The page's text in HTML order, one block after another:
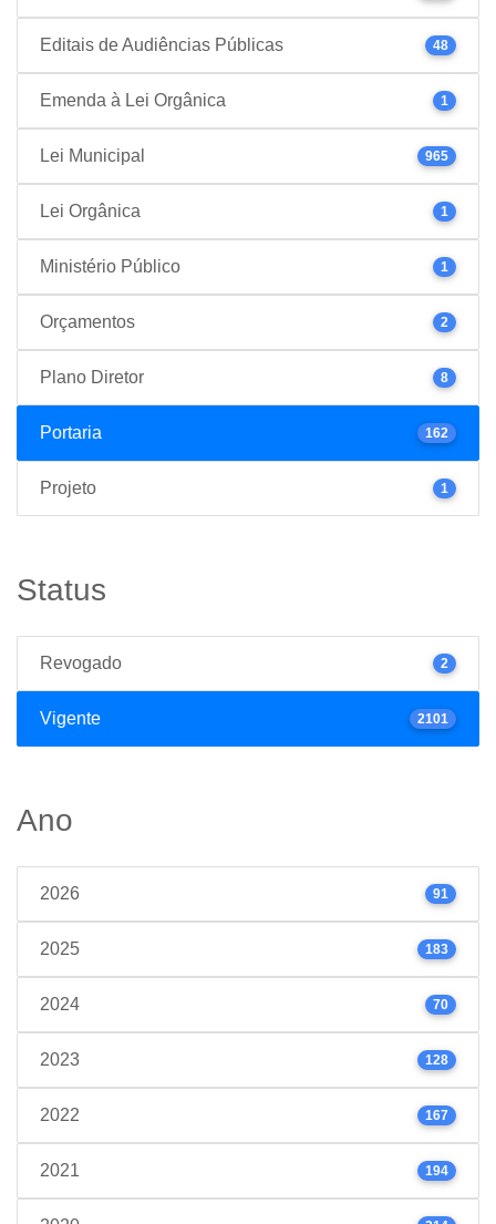
Editais de Audiências Públicas 48
Emenda à Lei Orgânica 1
Lei Municipal 965
Lei Orgânica 1
Ministério Público 1
Orçamentos 2
Plano Diretor 8
Portaria 162
Projeto 1
Status
Revogado 2
Vigente 2101
Ano
2026 91
2025 183
2024 70
2023 128
2022 167
2021 194